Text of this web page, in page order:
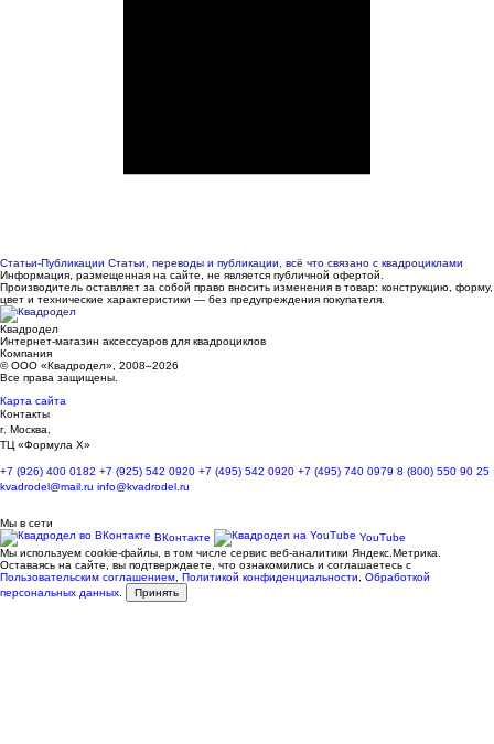
Статьи-Публикации Статьи, переводы и публикации, всё что связано с квадроциклами
Информация, размещенная на сайте, не является публичной офертой.
Производитель оставляет за собой право вносить изменения в товар: конструкцию, форму,
цвет и технические характеристики — без предупреждения покупателя.
Квадродел
Интернет-магазин аксессуаров для квадроциклов
Компания
© ООО «Квадродел», 2008–2026
Все права защищены.
Карта сайта
Контакты
г. Москва,
ТЦ «Формула Х»
+7 (926) 400 0182 +7 (925) 542 0920 +7 (495) 542 0920 +7 (495) 740 0979 8 (800) 550 90 25
kvadrodel@mail.ru info@kvadrodel.ru
Мы в сети
ВКонтакте
YouTube
Мы используем cookie-файлы, в том числе сервис веб-аналитики Яндекс.Метрика.
Оставаясь на сайте, вы подтверждаете, что ознакомились и соглашаетесь с
Пользовательским соглашением, Политикой конфиденциальности, Обработкой
персональных данных. Принять